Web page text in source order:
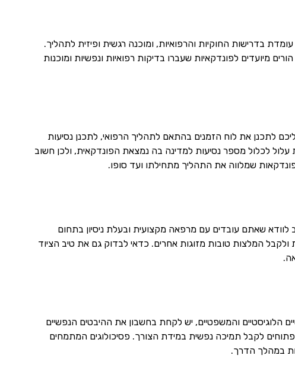
בדרישות החוקיות והרפואיות, ומוכנה רגשית ופיזית לתהליך.
מיועדים לפונדקאיות שעברו בדיקות רפואיות ונפשיות ומוכנות
לתכנן את לוח הזמנים בהתאם לתהליך הרפואי, לתכנן נסיעות
עלול לכלול מספר נסיעות למדינה בה נמצאת הפונדקאית, ולכן חשוב
שמלווה את התהליך מתחילתו ועד סופו.
שאתם עובדים עם מרפאה מקצועית ובעלת ניסיון בתחום
המלצות טובות מזוגות אחרים. כדאי לבדוק גם את טיב הציוד
הלוגיסטיים והמשפטיים, יש לקחת בחשבון את ההיבטים הנפשיים
לקבל תמיכה נפשית במידת הצורך. פסיכולוגים המתמחים
במהלך הדרך.